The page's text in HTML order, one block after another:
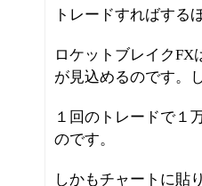
トレードすればする
ロケットブレイク
が見込めるのです。
１回のトレードで１
のです。
しかもチャートに貼